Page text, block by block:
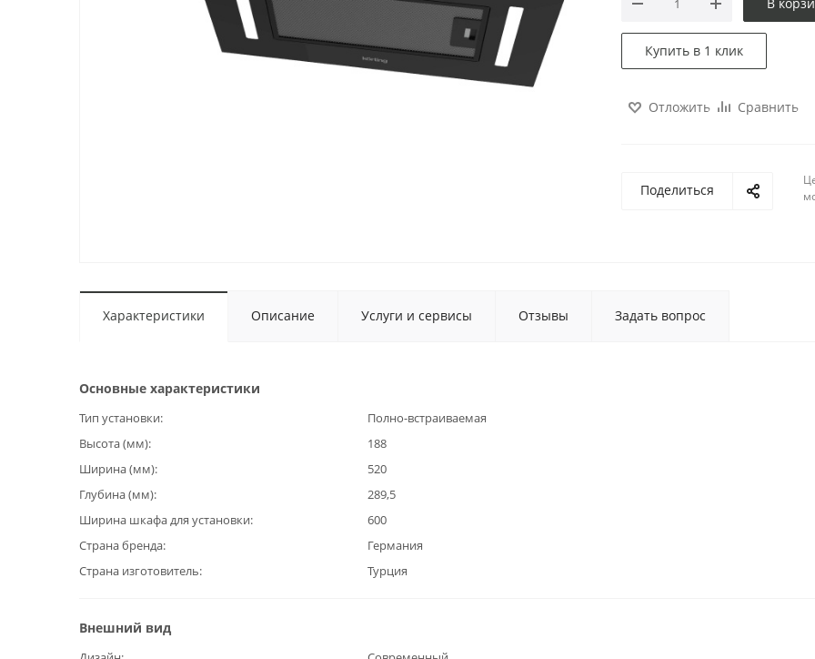
Купить в 1 клик
Отложить Сравнить
Поделиться
Характеристики Описание Услуги и сервисы Отзывы Задать вопрос
Основные характеристики
Тип установки
Полно-встраиваемая
Высота (мм)
188
Ширина (мм)
520
Глубина (мм)
289,5
Ширина шкафа для установки
600
Страна бренда
Германия
Страна изготовитель
Турция
Внешний вид